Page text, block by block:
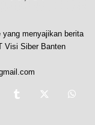
yang menyajikan berita
Visi Siber Banten